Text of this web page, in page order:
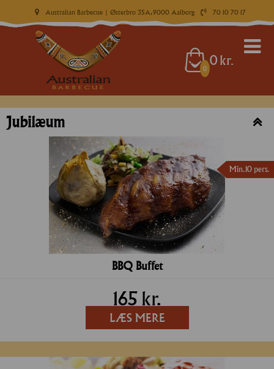
Australian Barbecue | Østerbro 35A, 9000 Aalborg 70 10 70 17
0
0 kr.
Jubilæum
BBQ Buffet
Min. 10 pers.
165 kr.
LÆS MERE